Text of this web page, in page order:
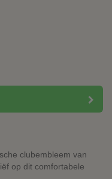
clubembleem van
op dit comfortabele